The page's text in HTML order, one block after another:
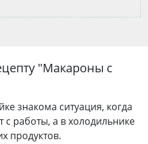
"Макароны с
знакома ситуация, когда
работы, а в холодильнике
продуктов.